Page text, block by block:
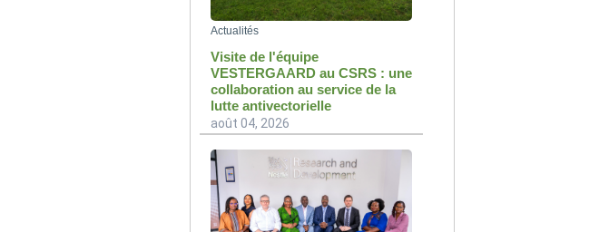
Actualités
Visite de l'équipe
VESTERGAARD au CSRS : une
collaboration au service de la
lutte antivectorielle
août 04, 2026